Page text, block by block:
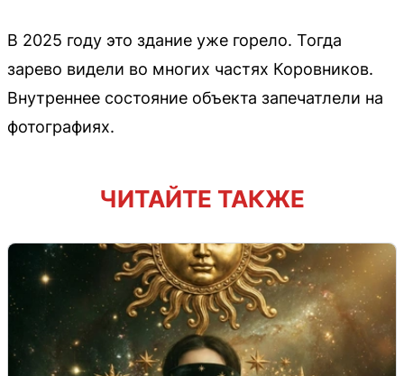
В 2025 году это здание уже горело. Тогда
зарево видели во многих частях Коровников.
Внутреннее состояние объекта запечатлели на
фотографиях.
ЧИТАЙТЕ ТАКЖЕ